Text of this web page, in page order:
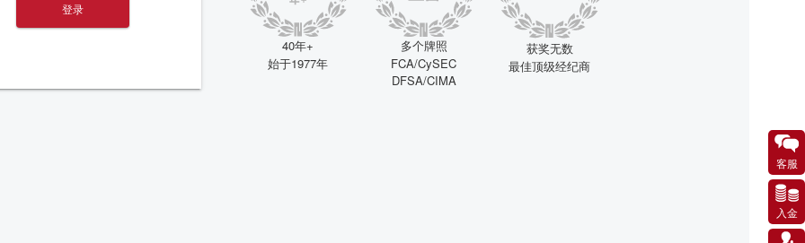
登录
40年+
始于1977年
多个牌照
FCA/CySEC
DFSA/CIMA
获奖无数
最佳顶级经纪商
客服
入金